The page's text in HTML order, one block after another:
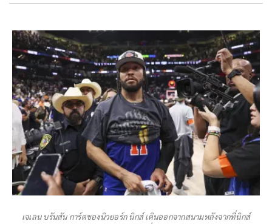
เจเลน บรันสัน การ์ดของนิวยอร์ก นิกส์ เดินออกจากสนามหลังจากที่นิกส์